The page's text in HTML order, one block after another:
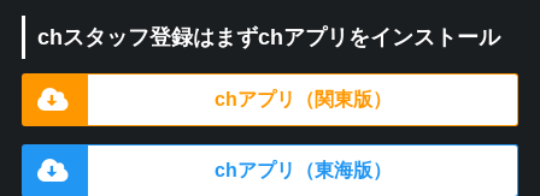
chスタッフ登録はまずchアプリをインストール
chアプリ（関東版）
chアプリ（東海版）